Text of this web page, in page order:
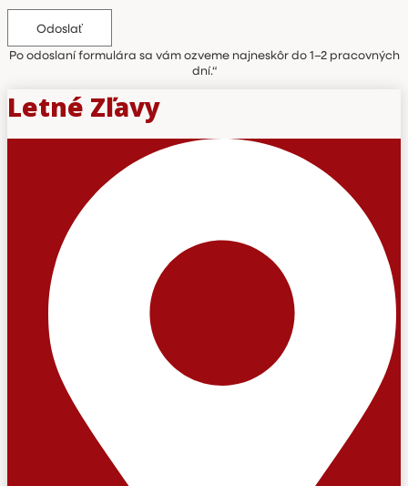
Odoslať
Po odoslaní formulára sa vám ozveme najneskôr do 1–2 pracovných
dní.“
Letné Zľavy